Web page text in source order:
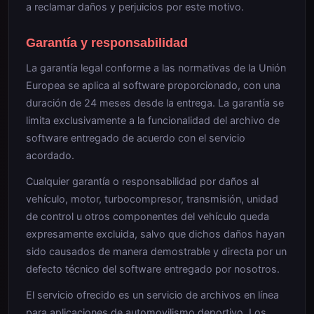
a reclamar daños y perjuicios por este motivo.
Garantía y responsabilidad
La garantía legal conforme a las normativas de la Unión
Europea se aplica al software proporcionado, con una
duración de 24 meses desde la entrega. La garantía se
limita exclusivamente a la funcionalidad del archivo de
software entregado de acuerdo con el servicio
acordado.
Cualquier garantía o responsabilidad por daños al
vehículo, motor, turbocompresor, transmisión, unidad
de control u otros componentes del vehículo queda
expresamente excluida, salvo que dichos daños hayan
sido causados de manera demostrable y directa por un
defecto técnico del software entregado por nosotros.
El servicio ofrecido es un servicio de archivos en línea